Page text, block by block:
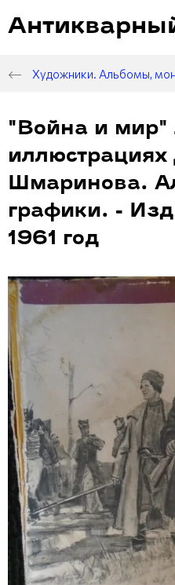
Художники. Альбомы,
"Война и мир"
иллюстрациях
Шмаринова.
графики. -
1961 год